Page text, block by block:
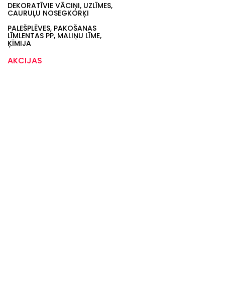
DEKORATĪVIE VĀCIŅI, UZLĪMES,
CAURUĻU NOSEGKORĶI
PALEŠPLĒVES, PAKOŠANAS
LĪMLENTAS PP, MALIŅU LĪME,
ĶĪMIJA
AKCIJAS